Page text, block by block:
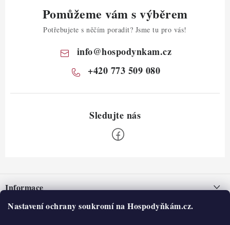
Nastavení ochrany soukromí na Hospodyňkám.cz.
Pomůžeme vám s výběrem
Potřebujete s něčím poradit? Jsme tu pro vás!
info@hospodynkam.cz
+420 773 509 080
pInformace
Nepřevzetí zásilky na dobírku
O nás